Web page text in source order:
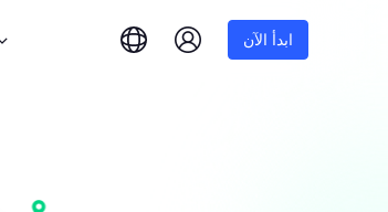
ابدأ الآن